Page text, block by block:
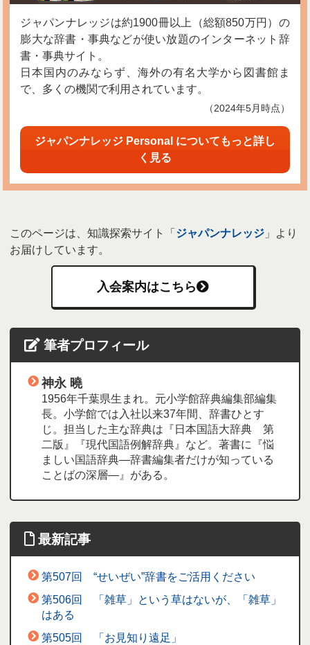
ジャパンナレッジは約1900冊以上（総額850万円）の
膨大な辞書・事典などが使い放題のインターネット辞
書・事典サイト。
日本国内のみならず、海外の有名大学から図書館ま
で、多くの機関で利用されています。
（2024年5月時点）
ジャパンナレッジ Personal についてもっと詳し
く見る
このページは、知識探索サイト「 ジャパンナレッジ 」より
お届けしています。
入会案内はこちら
筆者プロフィール
神永 曉
1956年千葉県生まれ。元小学館辞典編集部編集
長。小学館では入社以来37年間、辞書ひとす
じ。担当した主な辞典は『日本国語大辞典 第
二版』『現代国語例解辞典』など。著書に『悩
ましい国語辞典―辞書編集者だけが知っている
ことばの深層―』がある。
最新記事
第507回 “せいぜい”辞書をご活用ください
第506回 「雑草」という草はないが、「雑草」
はある
第505回 「お見知り遠足」